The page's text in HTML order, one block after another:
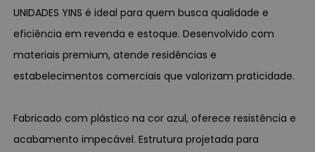
UNIDADES YINS é ideal para quem busca qualidade e
eficiência em revenda e estoque. Desenvolvido com
materiais premium, atende residências e
estabelecimentos comerciais que valorizam praticidade.
Fabricado com plástico na cor azul, oferece resistência e
acabamento impecável. Estrutura projetada para